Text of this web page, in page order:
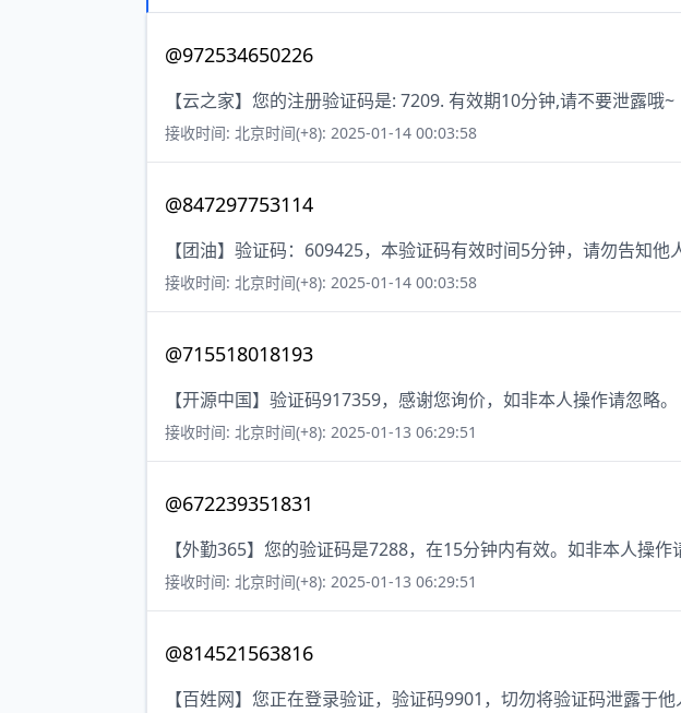
@972534650226
【云之家】您的注册验证码是: 7209. 有效期10分钟,请不要泄露哦~
接收时间: 北京时间(+8): 2025-01-14 00:03:58
@847297753114
【团油】验证码：609425，本验证码有效时间5分钟，请勿告知他
接收时间: 北京时间(+8): 2025-01-14 00:03:58
@715518018193
【开源中国】验证码917359，感谢您询价，如非本人操作请忽略。
接收时间: 北京时间(+8): 2025-01-13 06:29:51
@672239351831
【外勤365】您的验证码是7288，在15分钟内有效。如非本人操作
接收时间: 北京时间(+8): 2025-01-13 06:29:51
@814521563816
【百姓网】您正在登录验证，验证码9901，切勿将验证码泄露于